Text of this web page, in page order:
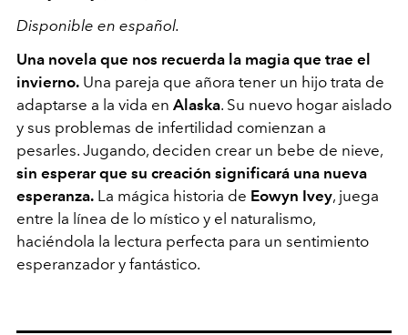
Disponible en español.
Una novela que nos recuerda la magia que trae el
invierno. Una pareja que añora tener un hijo trata de
adaptarse a la vida en Alaska. Su nuevo hogar aislado
y sus problemas de infertilidad comienzan a
pesarles. Jugando, deciden crear un bebe de nieve,
sin esperar que su creación significará una nueva
esperanza. La mágica historia de Eowyn Ivey, juega
entre la línea de lo místico y el naturalismo,
haciéndola la lectura perfecta para un sentimiento
esperanzador y fantástico.